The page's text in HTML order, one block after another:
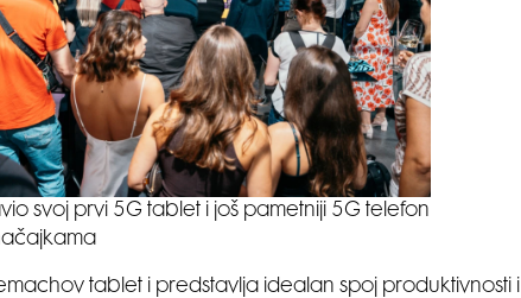
svoj prvi 5G tablet i još pametniji 5G telefon
tablet i predstavlja idealan spoj produktivnosti i